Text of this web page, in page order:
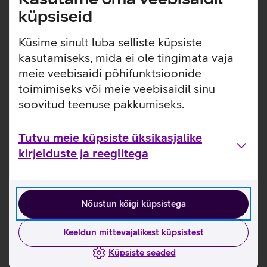
küpsiseid
Küsime sinult luba selliste küpsiste
kasutamiseks, mida ei ole tingimata vaja
meie veebisaidi põhifunktsioonide
toimimiseks või meie veebisaidil sinu
soovitud teenuse pakkumiseks.
Tutvu meie küpsiste üksikasjalike
kirjelduste ja reeglitega
Nõustun kõigi küpsistega
Keeldun mittevajalikest küpsistest
Küpsiste seaded
Lite_EST
Tutvu nutisõrmuse Momax OneSense Lite omaduste ja
kasutusviisidega tootja kodulehel
Momax nutisõrmuse mõõtmise juhised
Seotud artiklid ja videod